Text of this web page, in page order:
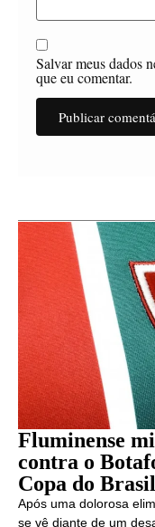
Salvar meus dados
que eu comentar.
Fluminense
contra o
Copa do Brasil
Após uma dolorosa
se vê diante de um